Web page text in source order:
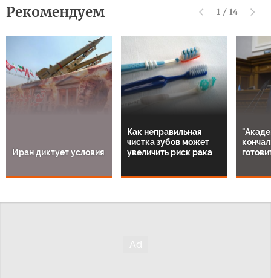
Рекомендуем 1 / 14
Иран диктует условия
Как неправильная
чистка зубов может
увеличить риск рака